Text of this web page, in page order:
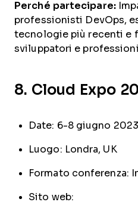
Perché partecipare:
professionisti DevOps,
tecnologie più recenti e
sviluppatori e
8. Cloud Expo
Date: 6-8 giugno 2023
Luogo: Londra, UK
Formato conferenza:
Sito web: